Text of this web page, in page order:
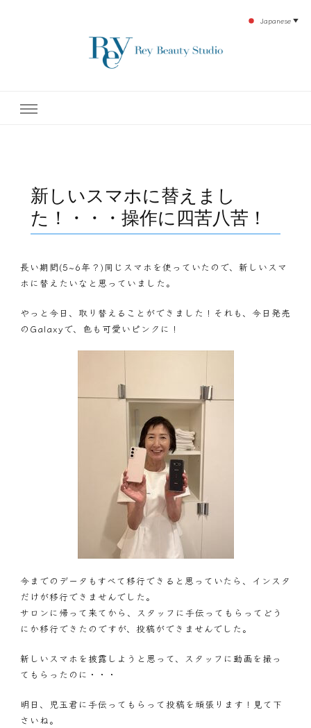
テ開設45年の実績を誇る本格エステだからこそ、お客様が必ず満足してもらえるこ
新しいスマホに替えまし
た！・・・操作に四苦八苦！
長い期間(5~6年？)同じスマホを使っていたので、新しいスマ
ホに替えたいなと思っていました。
やっと今日、取り替えることができました！それも、今日発売
のGalaxyで、色も可愛いピンクに！
今までのデータもすべて移行できると思っていたら、インスタ
だけが移行できませんでした。
サロンに帰って来てから、スタッフに手伝ってもらってどう
にか移行できたのですが、投稿ができませんでした。
新しいスマホを披露しようと思って、スタッフに動画を撮っ
てもらったのに・・・
明日、児玉君に手伝ってもらって投稿を頑張ります！見て下
さいね。
Japanese ▼